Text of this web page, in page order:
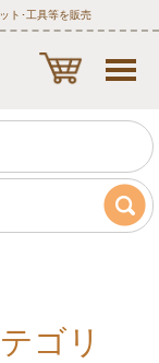
ト･工具等を販売
ゴリ